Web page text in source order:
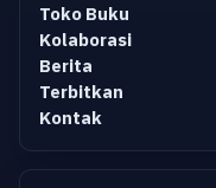
Toko Buku
Kolaborasi
Berita
Terbitkan
Kontak